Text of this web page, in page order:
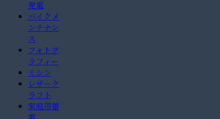
発電
バイクメ
ンテナン
ス
フォトグ
ラフィー
ミシン
レザーク
ラフト
家庭用蓄